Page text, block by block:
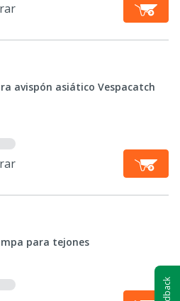
avispón asiático Vespacatch
para tejones